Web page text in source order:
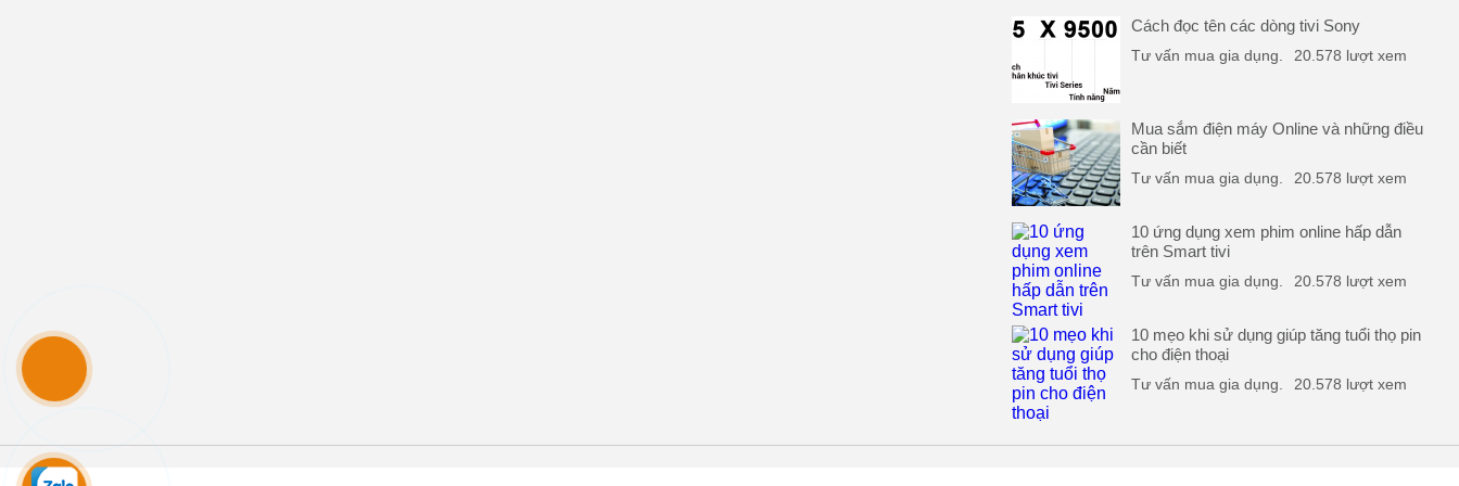
Cách đọc tên các dòng tivi Sony
Tư vấn mua gia dụng. 20.578 lượt xem
Mua sắm điện máy Online và những điều
cần biết
Tư vấn mua gia dụng. 20.578 lượt xem
10 ứng dụng xem phim online hấp dẫn
trên Smart tivi
Tư vấn mua gia dụng. 20.578 lượt xem
10 mẹo khi sử dụng giúp tăng tuổi thọ pin
cho điện thoại
Tư vấn mua gia dụng. 20.578 lượt xem